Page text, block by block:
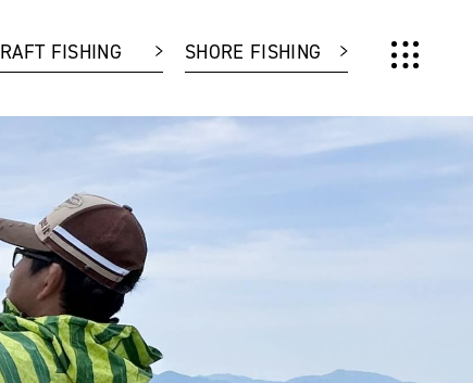
RAFT FISHING SHORE FISHING